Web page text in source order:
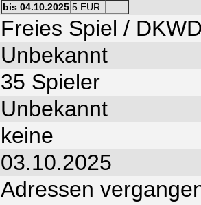
bis 04.10.2025 5 EUR
Freies Spiel /
Unbekannt
35 Spieler
Unbekannt
keine
03.10.2025
Adressen